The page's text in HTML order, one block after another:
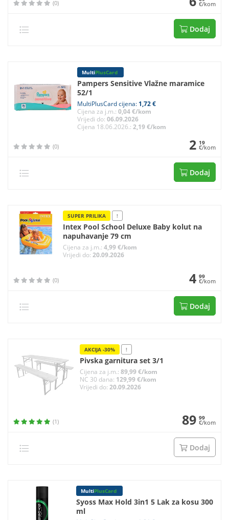
(0) €/kom
Dodaj
MultiPlusCard
Pampers Sensitive Vlažne maramice
52/1
MultiPlusCard cijena: 1,72 €
Cijena za j.m.: 0,04 €/kom
Vrijedi do: 06.09.2026
Cijena 18.06.2026.: 2,19 €/kom
(0) 2 19
€/kom
Dodaj
SUPER PRILIKA !
Intex Pool School Deluxe Baby kolut na
napuhavanje 79 cm
Cijena za j.m.:4,99 €/kom
Vrijedi do:20.09.2026
(0) 4 99
€/kom
Dodaj
AKCIJA -30% !
Pivska garnitura set 3/1
Cijena za j.m.: 89,99 €/kom
NC 30 dana: 129,99 €/kom
Vrijedi do: 20.09.2026
(1) 89 99
€/kom
Dodaj
MultiPlusCard
Syoss Max Hold 3in1 5 Lak za kosu 300
ml